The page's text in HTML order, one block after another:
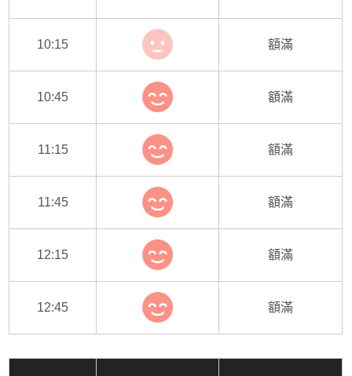
10:15 額滿
10:45 額滿
11:15 額滿
11:45 額滿
12:15 額滿
12:45 額滿